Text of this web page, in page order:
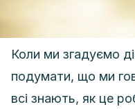
Коли ми згадуємо
подумати, що ми
всі знають, як це